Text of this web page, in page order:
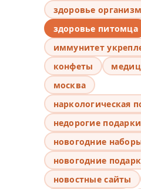
здоровье
здоровье питомца
иммунитет
конфеты
москва
наркологическая
недорогие подарки
новогодние
новогодние
новостные сайты